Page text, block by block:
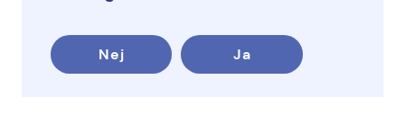
Nej Ja